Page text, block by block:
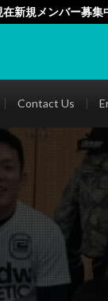
規メンバー募
Contact Us